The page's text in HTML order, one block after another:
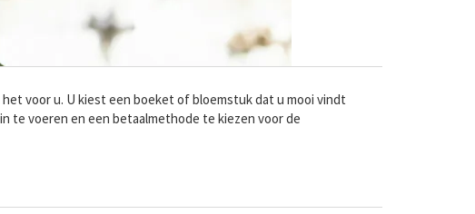
voor u. U kiest een boeket of bloemstuk dat u mooi vindt
te voeren en een betaalmethode te kiezen voor de